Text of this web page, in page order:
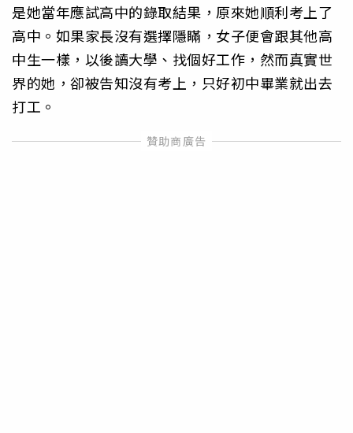
是她當年應試高中的錄取結果，原來她順利考上了
高中。如果家長沒有選擇隱瞞，女子便會跟其他高
中生一樣，以後讀大學、找個好工作，然而真實世
界的她，卻被告知沒有考上，只好初中畢業就出去
打工。